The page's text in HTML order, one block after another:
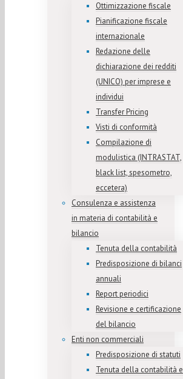
Ottimizzazione fiscale
Pianificazione fiscale
internazionale
Redazione delle
dichiarazione dei redditi
(UNICO) per imprese e
individui
Transfer Pricing
Visti di conformità
Compilazione di
modulistica (INTRASTAT,
black list, spesometro,
eccetera)
Consulenza e assistenza
in materia di contabilità e
bilancio
Tenuta della contabilità
Predisposizione di bilanci
annuali
Report periodici
Revisione e certificazione
del bilancio
Enti non commerciali
Predisposizione di statuti
Tenuta della contabilità e